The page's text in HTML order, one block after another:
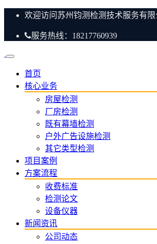
欢迎访问苏州钧测检测技术服务有限
服务热线：18217760939
首页
核心业务
房屋检测
厂房检测
既有幕墙检测
户外广告设施检测
其它类型检测
项目案例
方案流程
收费标准
检测论文
设备仪器
新闻资讯
公司动态